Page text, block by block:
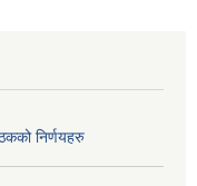
निर्णयहरु